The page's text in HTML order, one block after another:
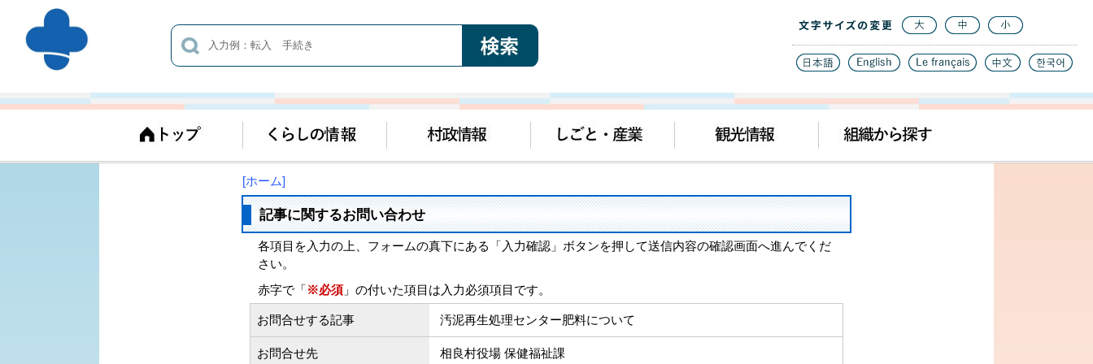
[ホーム]
記事に関するお問い合わせ
各項目を入力の上、フォームの真下にある「入力確認」ボタンを押して送信内容の確認画面へ進んでくだ
さい。
赤字で「※必須 」の付いた項目は入力必須項目です。
お問合せする記事 汚泥再生処理センター肥料について
お問合せ先 相良村役場 保健福祉課